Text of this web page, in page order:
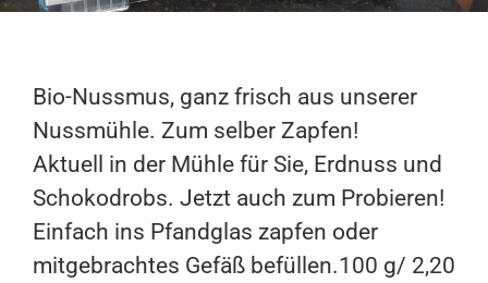
Bio-Nussmus, ganz frisch aus unserer
Nussmühle. Zum selber Zapfen!
Aktuell in der Mühle für Sie, Erdnuss und
Schokodrobs. Jetzt auch zum Probieren!
Einfach ins Pfandglas zapfen oder
mitgebrachtes Gefäß befüllen.100 g/ 2,20